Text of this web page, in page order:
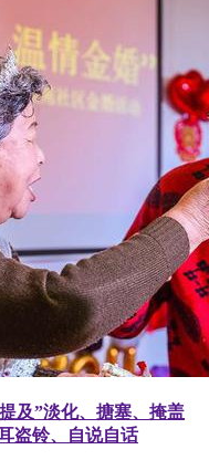
及”淡化、搪塞、掩盖
盗铃、自说自话